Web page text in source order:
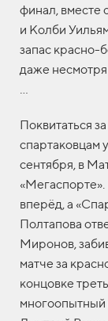
финал, вместе
и Колби
запас красно-
даже
…
Поквитаться
спартаковцам
сентября, в
вперёд, а
Полтапова
Миронов,
матче за
концовке
многоопытный